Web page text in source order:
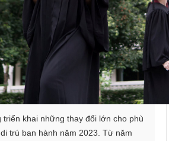
triển khai những thay đổi lớn cho phù
trú ban hành năm 2023. Từ năm